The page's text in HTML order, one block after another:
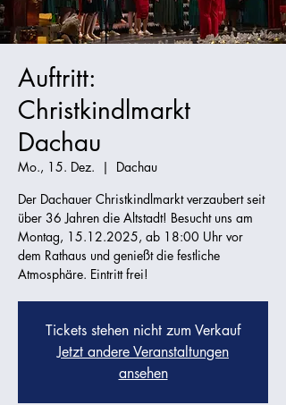
Auftritt:
Christkindlmarkt
Dachau
Mo., 15. Dez.
  |
Dachau
Der Dachauer Christkindlmarkt verzaubert seit
über 36 Jahren die Altstadt! Besucht uns am
Montag, 15.12.2025, ab 18:00 Uhr vor
dem Rathaus und genießt die festliche
Atmosphäre. Eintritt frei!
Tickets stehen nicht zum Verkauf
Jetzt andere Veranstaltungen
ansehen